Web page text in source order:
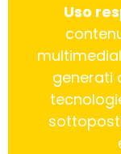
Uso
generati